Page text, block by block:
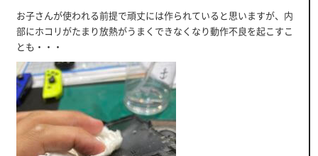
お子さんが使われる前提で頑丈には作られていると思いますが、内
部にホコリがたまり放熱がうまくできなくなり動作不良を起こすこ
とも・・・